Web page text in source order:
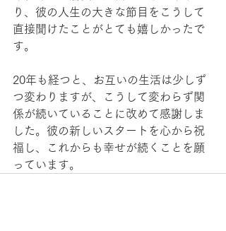
り、彼の人生の大きな節目をこうして
直接聞けたことがとても嬉しかったで
す。
20年も経つと、お互いの生活は少しず
つ変わりますが、こうして変わらず関
係が続いていることに改めて感謝しま
した。彼の新しいスタートを心から祝
福し、これからも幸せが続くことを願
っています。